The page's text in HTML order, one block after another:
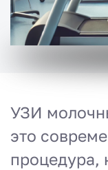
УЗИ
это
процедура,